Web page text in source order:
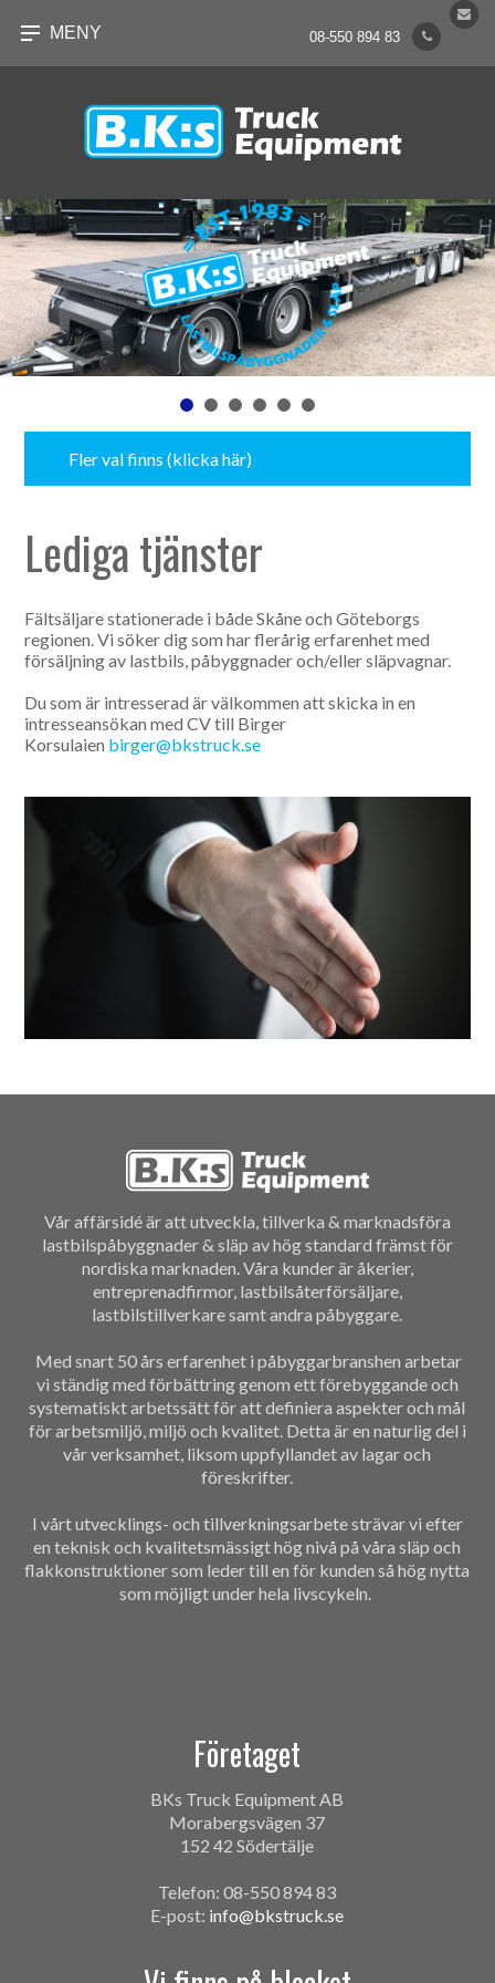
MENY 08-550 894 83
Fler val finns (klicka här)
Lediga tjänster
Fältsäljare stationerade i både Skåne och Göteborgs
regionen. Vi söker dig som har flerårig erfarenhet med
försäljning av lastbils, påbyggnader och/eller släpvagnar.
Du som är intresserad är välkommen att skicka in en
intresseansökan med CV till Birger
Korsulaien birger@bkstruck.se
Vår affärsidé är att utveckla, tillverka & marknadsföra
lastbilspåbyggnader & släp av hög standard främst för
nordiska marknaden. Våra kunder är åkerier,
entreprenadfirmor, lastbilsåterförsäljare,
lastbilstillverkare samt andra påbyggare.
Med snart 50 års erfarenhet i påbyggarbranshen arbetar
vi ständig med förbättring genom ett förebyggande och
systematiskt arbetssätt för att definiera aspekter och mål
för arbetsmiljö, miljö och kvalitet. Detta är en naturlig del i
vår verksamhet, liksom uppfyllandet av lagar och
föreskrifter.
I vårt utvecklings- och tillverkningsarbete strävar vi efter
en teknisk och kvalitetsmässigt hög nivå på våra släp och
flakkonstruktioner som leder till en för kunden så hög nytta
som möjligt under hela livscykeln.
Företaget
BKs Truck Equipment AB
Morabergsvägen 37
152 42 Södertälje
Telefon: 08-550 894 83
E-post: info@bkstruck.se